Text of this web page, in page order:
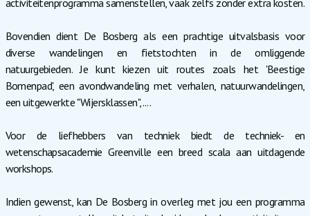
Bovendien dient De Bosberg als een prachtige uitvalsbasis voor
diverse wandelingen en fietstochten in de omliggende
natuurgebieden. Je kunt kiezen uit routes zoals het 'Beestige
Bomenpad', een avondwandeling met verhalen, natuurwandelingen,
een uitgewerkte "Wijersklassen",....
Voor de liefhebbers van techniek biedt de techniek- en
wetenschapsacademie Greenville een breed scala aan uitdagende
workshops.
Indien gewenst, kan De Bosberg in overleg met jou een programma